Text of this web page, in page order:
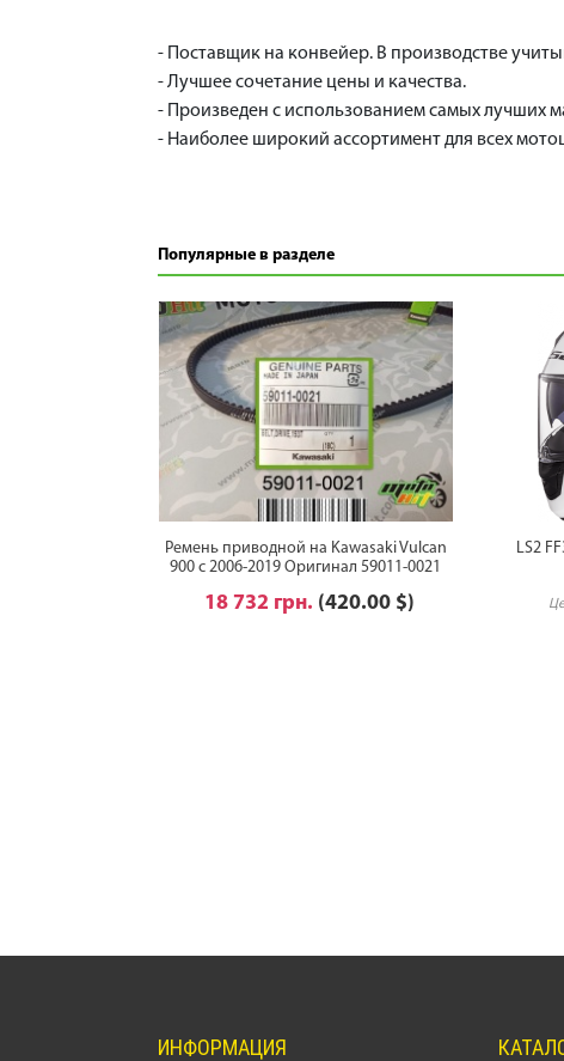
- Поставщик на конвейер. В производстве
- Лучшее сочетание цены и качества.
- Произведен с использованием самых лучших
- Наиболее широкий ассортимент для всех
Популярные в разделе
Ремень приводной на Kawasaki Vulcan
900 с 2006-2019 Оригинал 59011-0021
18 732 грн. (420.00 $)
LS2
ИНФОРМАЦИЯ